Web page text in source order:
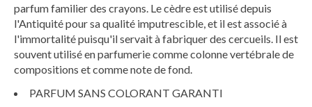
parfum familier des crayons. Le cèdre est utilisé depuis
l'Antiquité pour sa qualité imputrescible, et il est associé à
l'immortalité puisqu'il servait à fabriquer des cercueils. Il est
souvent utilisé en parfumerie comme colonne vertébrale de
compositions et comme note de fond.
PARFUM SANS COLORANT GARANTI